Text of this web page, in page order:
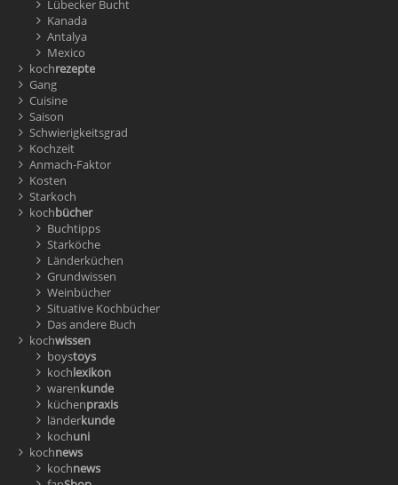
Lübecker Bucht
Kanada
Antalya
Mexico
kochrezepte
Gang
Cuisine
Saison
Schwierigkeitsgrad
Kochzeit
Anmach-Faktor
Kosten
Starkoch
kochbücher
Buchtipps
Starköche
Länderküchen
Grundwissen
Weinbücher
Situative Kochbücher
Das andere Buch
kochwissen
boystoys
kochlexikon
warenkunde
küchenpraxis
länderkunde
kochuni
kochnews
kochnews